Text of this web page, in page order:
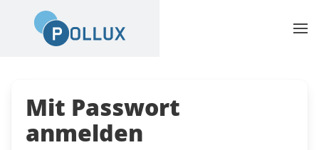
Mit Passwort
anmelden